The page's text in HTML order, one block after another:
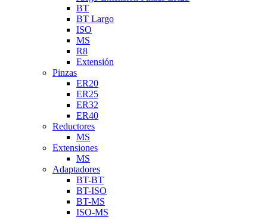
BT
BT Largo
ISO
MS
R8
Extensión
Pinzas
ER20
ER25
ER32
ER40
Reductores
MS
Extensiones
MS
Adaptadores
BT-BT
BT-ISO
BT-MS
ISO-MS